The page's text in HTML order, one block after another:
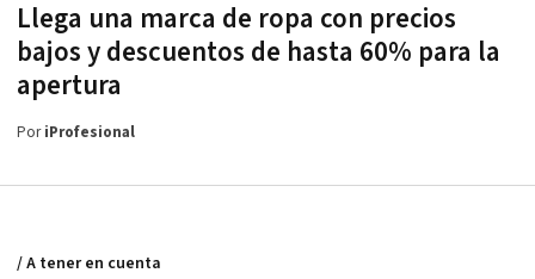
Llega una marca de ropa con precios
bajos y descuentos de hasta 60% para la
apertura
PoriProfesional
/ A tener en cuenta